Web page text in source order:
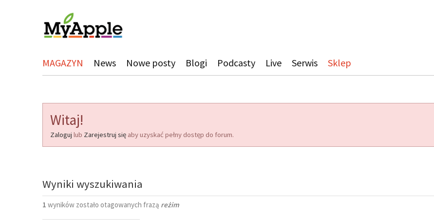
MAGAZYN News Nowe posty Blogi Podcasty Live Serwis Sklep
Witaj!
Zaloguj lub Zarejestruj się aby uzyskać pełny dostęp do forum.
Wyniki wyszukiwania
1 wyników zostało otagowanych frazą reżim